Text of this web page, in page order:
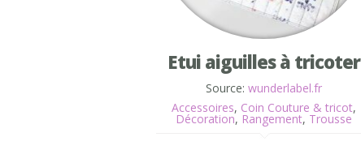
Etui aiguilles à tricoter
Source: wunderlabel.fr
Accessoires, Coin Couture & tricot,
Décoration, Rangement, Trousse